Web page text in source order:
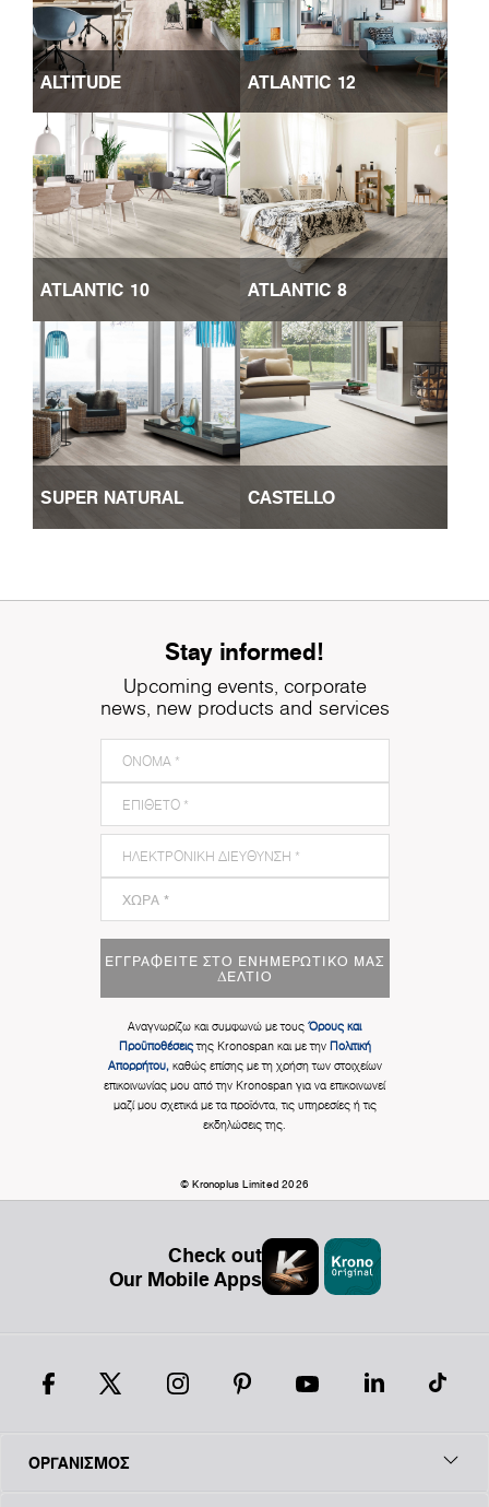
ALTITUDE ATLANTIC 12
ATLANTIC 10 ATLANTIC 8
SUPER NATURAL CASTELLO
Stay informed!
Upcoming events, corporate
news, new products and services
ΕΓΓΡΑΦΕΊΤΕ ΣΤΟ ΕΝΗΜΕΡΩΤΙΚΌ ΜΑΣ
ΔΕΛΤΊΟ
Αναγνωρίζω και συμφωνώ με τους Όρους και
Προϋποθέσειςτης Kronospan και με την Πολιτική
Απορρήτου,καθώς επίσης με τη χρήση των στοιχείων
επικοινωνίας μου από την Kronospan για να επικοινωνεί
μαζί μου σχετικά με τα προϊόντα, τις υπηρεσίες ή τις
εκδηλώσεις της.
© Kronoplus Limited 2026
Check out
Our Mobile Apps
ΟΡΓΑΝΙΣΜΟΣ